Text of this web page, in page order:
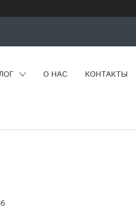
О НАС КОНТАКТЫ